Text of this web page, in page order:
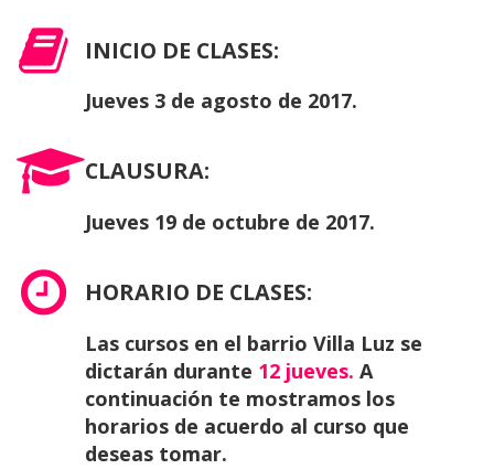
INICIO DE CLASES:
Jueves 3 de agosto de 2017.
CLAUSURA:
Jueves 19 de octubre de 2017.
HORARIO DE CLASES:
Las cursos en el barrio Villa Luz se
dictarán durante 12 jueves. A
continuación te mostramos los
horarios de acuerdo al curso que
deseas tomar.